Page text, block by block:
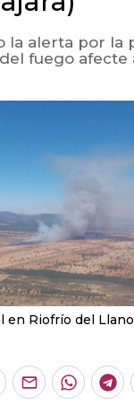
la alerta por la
fuego afecte
Riofrío del Llano
Enviar